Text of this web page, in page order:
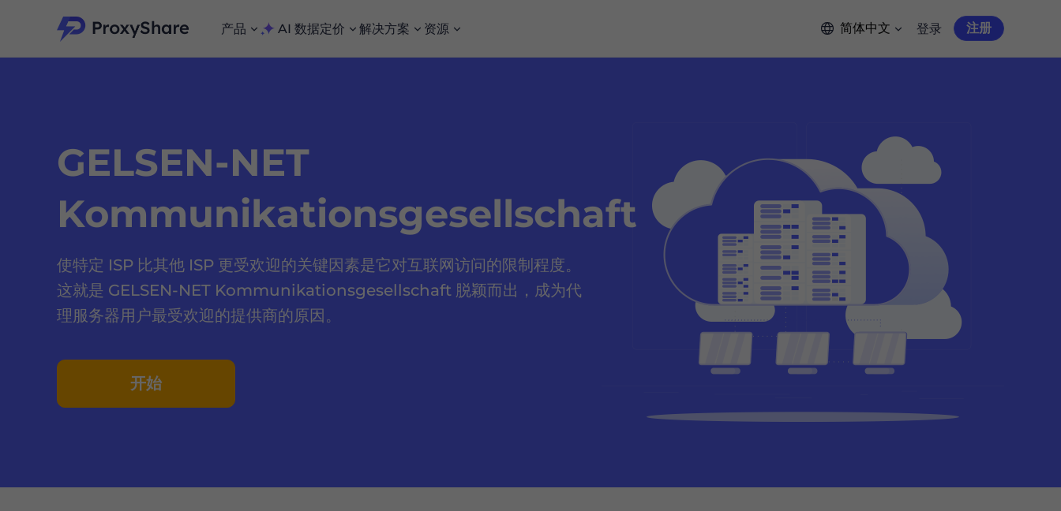
产品 AI 数据定价 解决方案 资源 简体中文 登录 注册
GELSEN-NET
Kommunikationsgesellschaft
使特定 ISP 比其他 ISP 更受欢迎的关键因素是它对互联网访问的限制程度。
这就是 GELSEN-NET Kommunikationsgesellschaft 脱颖而出，成为代
理服务器用户最受欢迎的提供商的原因。
开始